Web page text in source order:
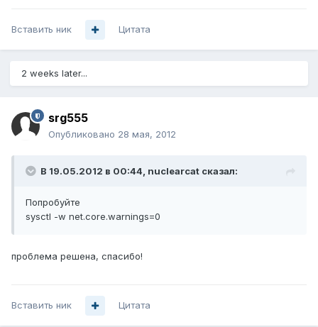
Вставить ник Цитата
2 weeks later...
srg555
Опубликовано 28 мая, 2012
В 19.05.2012 в 00:44, nuclearcat сказал:
Попробуйте
sysctl -w net.core.warnings=0
проблема решена, спасибо!
Вставить ник Цитата